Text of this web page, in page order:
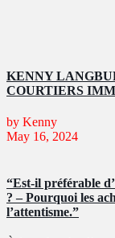
KENNY
COURTIERS
by Kenny
May 16, 2024
“Est-il préférable
? – Pourquoi les
l’attentisme.”